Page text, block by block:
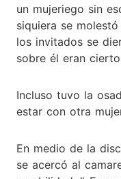
un mujeriego sin
siquiera se
los invitados se
sobre él eran
Incluso tuvo la
estar con otra
En medio de la
se acercó al